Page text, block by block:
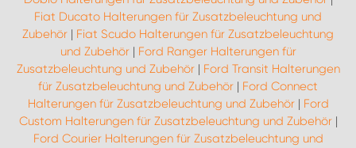
Fiat Ducato Halterungen für Zusatzbeleuchtung und
Zubehör | Fiat Scudo Halterungen für Zusatzbeleuchtung
und Zubehör| Ford Ranger Halterungen für
Zusatzbeleuchtung und Zubehör| Ford Transit Halterungen
für Zusatzbeleuchtung und Zubehör | Ford Connect
Halterungen für Zusatzbeleuchtung und Zubehör| Ford
Custom Halterungen für Zusatzbeleuchtung und Zubehör|
Ford Courier Halterungen für Zusatzbeleuchtung und